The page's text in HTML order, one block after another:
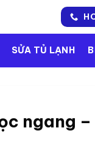
SỬA TỦ LẠNH
ngang –